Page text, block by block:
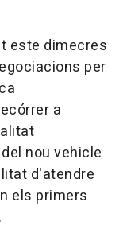
este dimecres
per
a
nou vehicle
d'atendre
els primers